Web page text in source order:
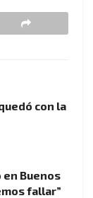
con la
Buenos
fallar”